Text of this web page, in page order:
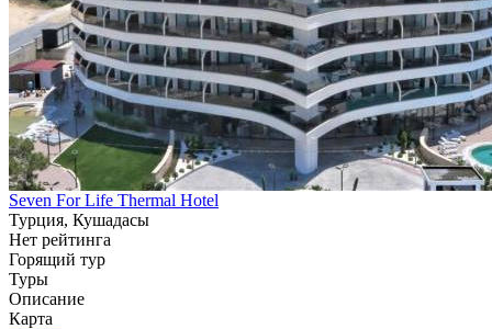
Seven For Life Thermal Hotel
Турция, Кушадасы
Нет рейтинга
Горящий тур
Туры
Описание
Карта